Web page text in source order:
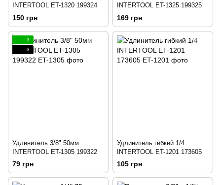
INTERTOOL ET-1320 199324
150 грн
INTERTOOL ET-1325 199325
169 грн
3
3
Удлинитель 3/8" 50мм
INTERTOOL ET-1305 199322
79 грн
Удлинитель гибкий 1/4
INTERTOOL ET-1201 173605
105 грн